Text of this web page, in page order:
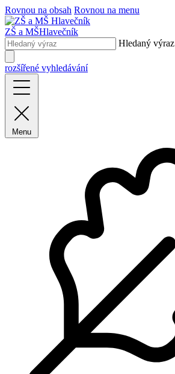
Rovnou na obsah Rovnou na menu
ZŠ a MŠHlavečník
Hledaný výraz
rozšířené vyhledávání
Menu